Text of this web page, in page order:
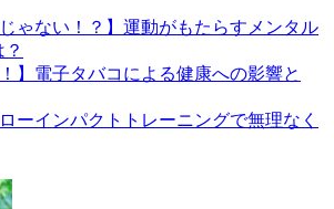
ゃない！？】運動がもたらすメンタル
】電子タバコによる健康への影響と
ーインパクトトレーニングで無理なく